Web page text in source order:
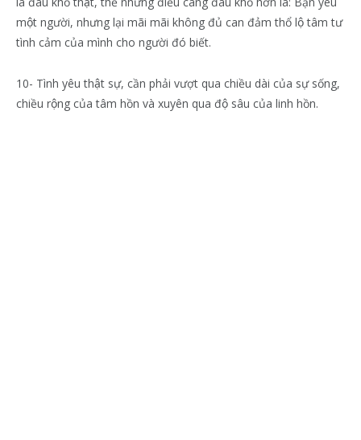
một người, nhưng lại mãi mãi không đủ can đảm thổ lộ tâm tư
tình cảm của mình cho người đó biết.
10- Tình yêu thật sự, cần phải vượt qua chiều dài của sự sống,
chiều rộng của tâm hồn và xuyên qua độ sâu của linh hồn.